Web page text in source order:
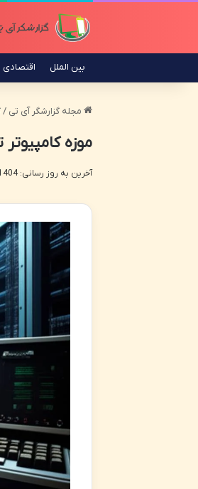
بین الملل اقتصادی
مجله گزارشگر آی تی /
موزه
آخرین به روز رسانی: 05/05/1404